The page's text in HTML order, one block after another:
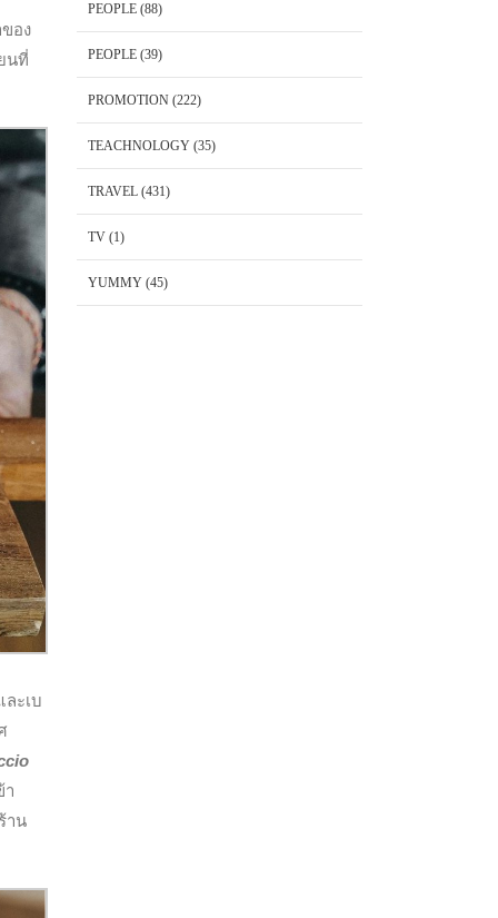
อง
นที่
ะเบ
า
าน
PEOPLE(88)
PEOPLE(39)
PROMOTION(222)
TEACHNOLOGY(35)
TRAVEL(431)
TV(1)
YUMMY(45)